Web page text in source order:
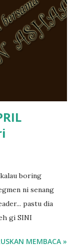
masuk 2 tahun
kenal huruf
aku mula fikir
yang ada
cerita pasal
boring
ni senang
pastu dia
gi SINI
MEMBACA »